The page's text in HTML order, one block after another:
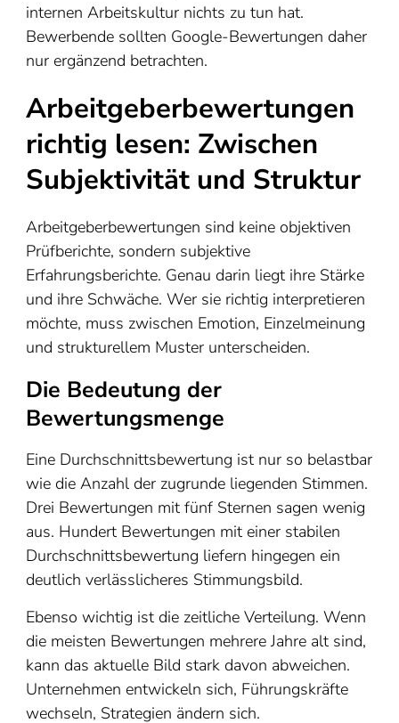
internen Arbeitskultur nichts zu tun hat.
Bewerbende sollten Google-Bewertungen daher
nur ergänzend betrachten.
Arbeitgeberbewertungen
richtig lesen: Zwischen
Subjektivität und Struktur
Arbeitgeberbewertungen sind keine objektiven
Prüfberichte, sondern subjektive
Erfahrungsberichte. Genau darin liegt ihre Stärke
und ihre Schwäche. Wer sie richtig interpretieren
möchte, muss zwischen Emotion, Einzelmeinung
und strukturellem Muster unterscheiden.
Die Bedeutung der
Bewertungsmenge
Eine Durchschnittsbewertung ist nur so belastbar
wie die Anzahl der zugrunde liegenden Stimmen.
Drei Bewertungen mit fünf Sternen sagen wenig
aus. Hundert Bewertungen mit einer stabilen
Durchschnittsbewertung liefern hingegen ein
deutlich verlässlicheres Stimmungsbild.
Ebenso wichtig ist die zeitliche Verteilung. Wenn
die meisten Bewertungen mehrere Jahre alt sind,
kann das aktuelle Bild stark davon abweichen.
Unternehmen entwickeln sich, Führungskräfte
wechseln, Strategien ändern sich.